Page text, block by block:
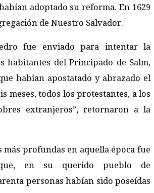
adoptado su reforma. En 1629
de Nuestro Salvador.
fue enviado para intentar la
habitantes del Principado de Salm,
habían apostatado y abrazado el
meses, todos los protestantes, a los
extranjeros”, retornaron a la
más profundas en aquella época fue
en su querido pueblo de
personas habían sido poseídas